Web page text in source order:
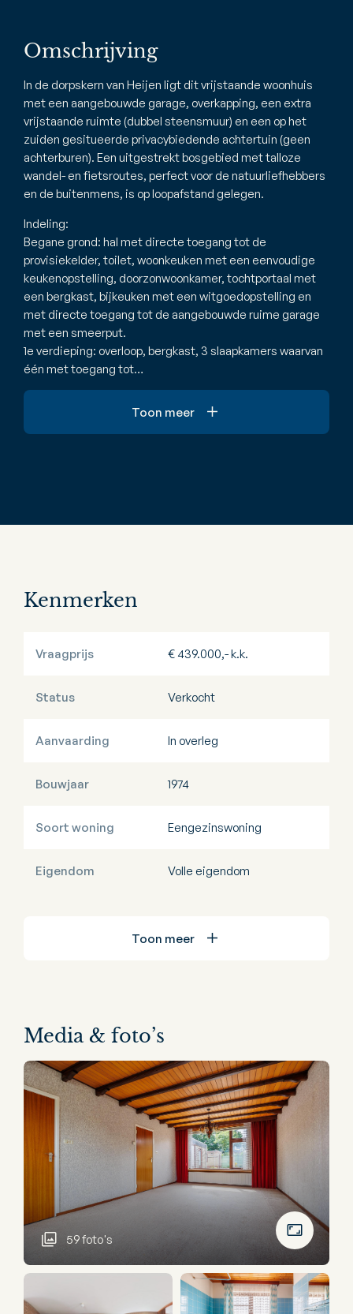
Omschrijving
In de dorpskern van Heijen ligt dit vrijstaande woonhuis
met een aangebouwde garage, overkapping, een extra
vrijstaande ruimte (dubbel steensmuur) en een op het
zuiden gesitueerde privacybiedende achtertuin (geen
achterburen). Een uitgestrekt bosgebied met talloze
wandel- en fietsroutes, perfect voor de natuurliefhebbers
en de buitenmens, is op loopafstand gelegen.
Indeling:
Begane grond: hal met directe toegang tot de
provisiekelder, toilet, woonkeuken met een eenvoudige
keukenopstelling, doorzonwoonkamer, tochtportaal met
een bergkast, bijkeuken met een witgoedopstelling en
met directe toegang tot de aangebouwde ruime garage
met een smeerput.
1e verdieping: overloop, bergkast, 3 slaapkamers waarvan
één met toegang tot…
Toon meer
Kenmerken
Vraagprijs € 439.000,- k.k.
Status Verkocht
Aanvaarding In overleg
Bouwjaar 1974
Soort woning Eengezinswoning
Eigendom Volle eigendom
Toon meer
Media & foto’s
59 foto's